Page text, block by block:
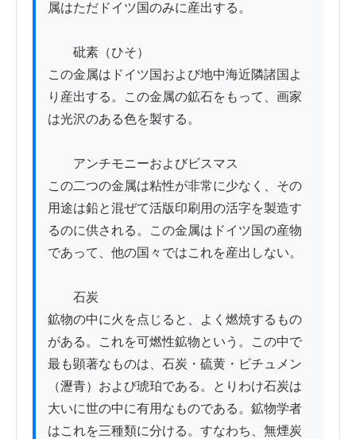
属はただドイツ国のみに産出する。
砒素（ひそ）
この金属はドイツ国および地中海近隣諸国よ
り産出する。この金属の鉱石をもって、画家
は光沢のある色を製する。
アンチモニーおよびビスマス
この二つの金属は粘性が非常に少なく、その
用途は鉛と混ぜて活版印刷用の活字を製造す
るのに供される。この金属はドイツ国の産物
であって、他の国々ではこれを産出しない。
石炭
鉱物の中に火を点じると、よく燃焼するもの
がある。これを可燃性鉱物という。この中で
最も顕著なものは、石炭・硫黄・ビチュメン
（瀝青）および琥珀である。とりわけ石炭は
大いに世の中に有用なものである。鉱物学者
はこれを三種類に分ける。すなわち、無煙炭